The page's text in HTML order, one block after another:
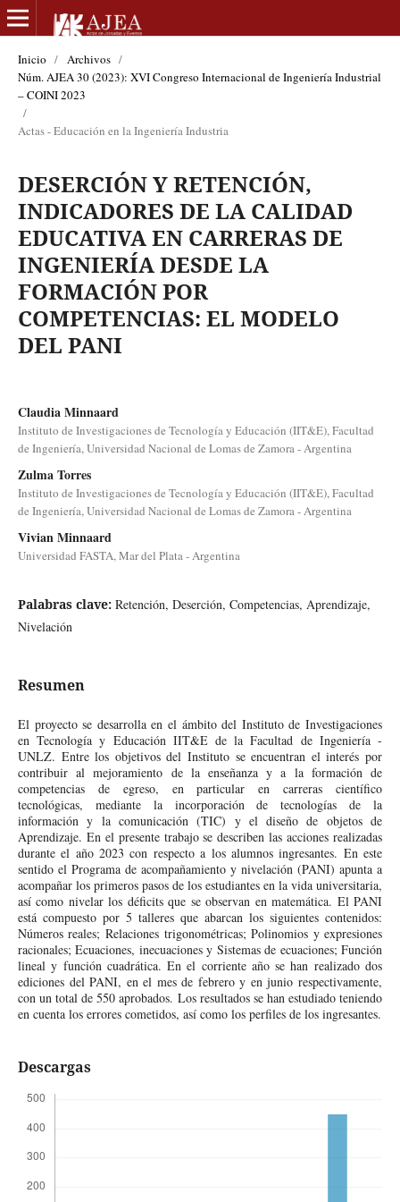
Inicio / Archivos /
Núm. AJEA 30 (2023): XVI Congreso Internacional de Ingeniería Industrial
– COINI 2023
/
Actas - Educación en la Ingeniería Industria
DESERCIÓN Y RETENCIÓN,
INDICADORES DE LA CALIDAD
EDUCATIVA EN CARRERAS DE
INGENIERÍA DESDE LA
FORMACIÓN POR
COMPETENCIAS: EL MODELO
DEL PANI
Claudia Minnaard
Instituto de Investigaciones de Tecnología y Educación (IIT&E), Facultad
de Ingeniería, Universidad Nacional de Lomas de Zamora - Argentina
Zulma Torres
Instituto de Investigaciones de Tecnología y Educación (IIT&E), Facultad
de Ingeniería, Universidad Nacional de Lomas de Zamora - Argentina
Vivian Minnaard
Universidad FASTA, Mar del Plata - Argentina
Palabras clave: Retención, Deserción, Competencias, Aprendizaje,
Nivelación
Resumen
El proyecto se desarrolla en el ámbito del Instituto de Investigaciones
en Tecnología y Educación IIT&E de la Facultad de Ingeniería -
UNLZ. Entre los objetivos del Instituto se encuentran el interés por
contribuir al mejoramiento de la enseñanza y a la formación de
competencias de egreso, en particular en carreras científico
tecnológicas, mediante la incorporación de tecnologías de la
información y la comunicación (TIC) y el diseño de objetos de
Aprendizaje. En el presente trabajo se describen las acciones realizadas
durante el año 2023 con respecto a los alumnos ingresantes. En este
sentido el Programa de acompañamiento y nivelación (PANI) apunta a
acompañar los primeros pasos de los estudiantes en la vida universitaria,
así como nivelar los déficits que se observan en matemática. El PANI
está compuesto por 5 talleres que abarcan los siguientes contenidos:
Números reales; Relaciones trigonométricas; Polinomios y expresiones
racionales; Ecuaciones, inecuaciones y Sistemas de ecuaciones; Función
lineal y función cuadrática. En el corriente año se han realizado dos
ediciones del PANI, en el mes de febrero y en junio respectivamente,
con un total de 550 aprobados. Los resultados se han estudiado teniendo
en cuenta los errores cometidos, así como los perfiles de los ingresantes.
Descargas